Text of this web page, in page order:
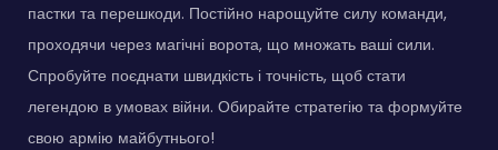
пастки та перешкоди. Постійно нарощуйте силу команди,
проходячи через магічні ворота, що множать ваші сили.
Спробуйте поєднати швидкість і точність, щоб стати
легендою в умовах війни. Обирайте стратегію та формуйте
свою армію майбутнього!